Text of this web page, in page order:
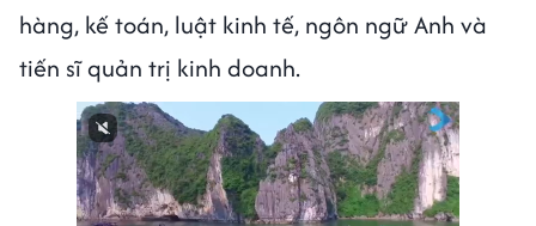
hàng, kế toán, luật kinh tế, ngôn ngữ Anh và
tiến sĩ quản trị kinh doanh.